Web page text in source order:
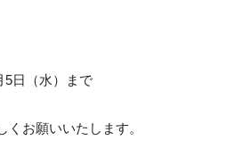
5日（水）まで
お願いいたします。